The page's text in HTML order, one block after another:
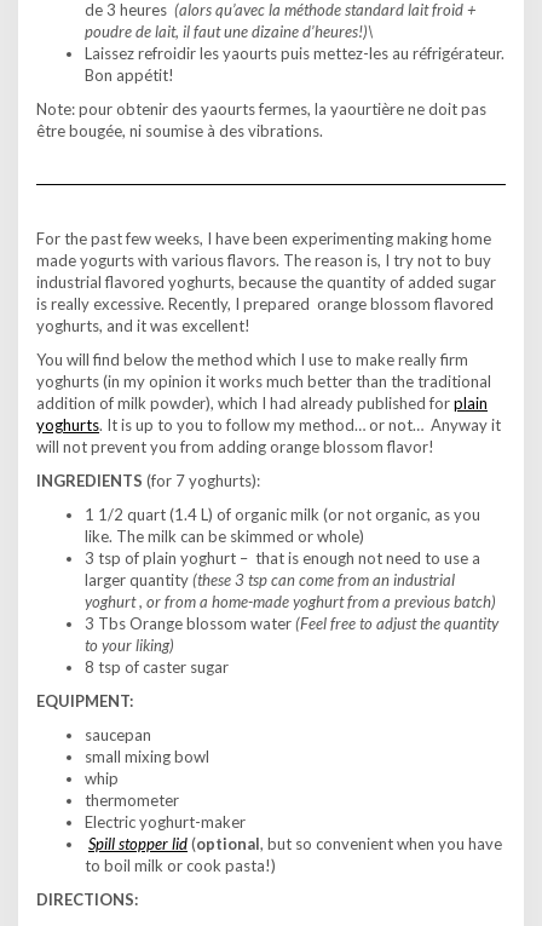
de 3 heures (alors qu’avec la méthode standard lait froid +
poudre de lait, il faut une dizaine d’heures!)\
Laissez refroidir les yaourts puis mettez-les au réfrigérateur.
Bon appétit!
Note: pour obtenir des yaourts fermes, la yaourtière ne doit pas
être bougée, ni soumise à des vibrations.
For the past few weeks, I have been experimenting making home
made yogurts with various flavors. The reason is, I try not to buy
industrial flavored yoghurts, because the quantity of added sugar
is really excessive. Recently, I prepared orange blossom flavored
yoghurts, and it was excellent!
You will find below the method which I use to make really firm
yoghurts (in my opinion it works much better than the traditional
addition of milk powder), which I had already published forplain
yoghurts. It is up to you to follow my method… or not… Anyway it
will not prevent you from adding orange blossom flavor!
INGREDIENTS (for 7 yoghurts):
1 1/2 quart (1.4 L) of organic milk (or not organic, as you
like. The milk can be skimmed or whole)
3 tsp of plain yoghurt – that is enough not need to use a
larger quantity(these 3 tsp can come from an industrial
yoghurt , or from a home-made yoghurt from a previous batch)
3 Tbs Orange blossom water(Feel free to adjust the quantity
to your liking)
8 tsp of caster sugar
EQUIPMENT:
saucepan
small mixing bowl
whip
thermometer
Electric yoghurt-maker
Spill stopper lid(optional, but so convenient when you have
to boil milk or cook pasta!)
DIRECTIONS: